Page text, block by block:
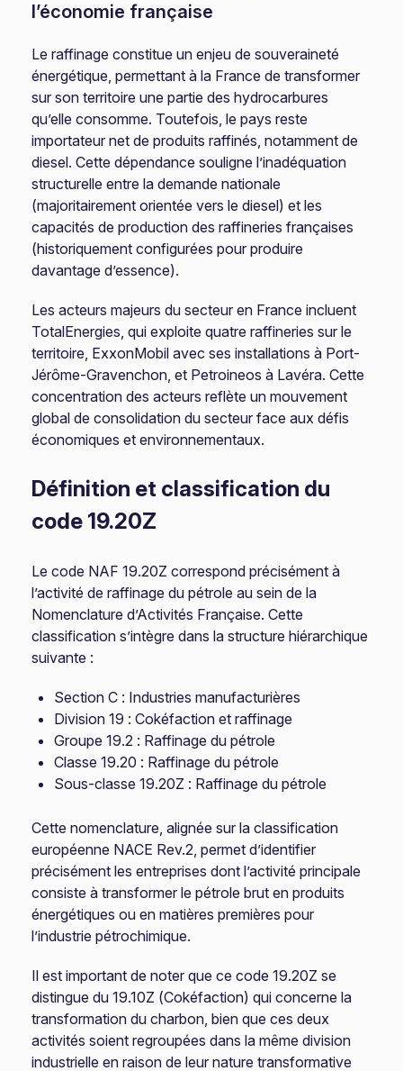
l’économie française
Le raffinage constitue un enjeu de souveraineté
énergétique, permettant à la France de transformer
sur son territoire une partie des hydrocarbures
qu’elle consomme. Toutefois, le pays reste
importateur net de produits raffinés, notamment de
diesel. Cette dépendance souligne l’inadéquation
structurelle entre la demande nationale
(majoritairement orientée vers le diesel) et les
capacités de production des raffineries françaises
(historiquement configurées pour produire
davantage d’essence).
Les acteurs majeurs du secteur en France incluent
TotalEnergies, qui exploite quatre raffineries sur le
territoire, ExxonMobil avec ses installations à Port-
Jérôme-Gravenchon, et Petroineos à Lavéra. Cette
concentration des acteurs reflète un mouvement
global de consolidation du secteur face aux défis
économiques et environnementaux.
Définition et classification du
code 19.20Z
Le code NAF 19.20Z correspond précisément à
l’activité de raffinage du pétrole au sein de la
Nomenclature d’Activités Française. Cette
classification s’intègre dans la structure hiérarchique
suivante :
Section C : Industries manufacturières
Division 19 : Cokéfaction et raffinage
Groupe 19.2 : Raffinage du pétrole
Classe 19.20 : Raffinage du pétrole
Sous-classe 19.20Z : Raffinage du pétrole
Cette nomenclature, alignée sur la classification
européenne NACE Rev.2, permet d’identifier
précisément les entreprises dont l’activité principale
consiste à transformer le pétrole brut en produits
énergétiques ou en matières premières pour
l’industrie pétrochimique.
Il est important de noter que ce code 19.20Z se
distingue du 19.10Z (Cokéfaction) qui concerne la
transformation du charbon, bien que ces deux
activités soient regroupées dans la même division
industrielle en raison de leur nature transformative